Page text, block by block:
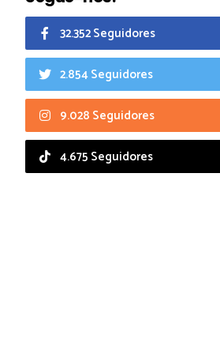
32.352 Seguidores
2.854 Seguidores
9.028 Seguidores
4.675 Seguidores